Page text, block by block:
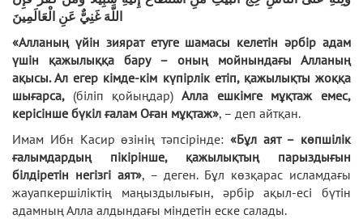
اللَّهَ غَنِيٌّ عَنِ الْعَالَمِينَ
«Алланың үйін зиярат етуге шамасы келетін әрбір адам
үшін қажылыққа бару – оның мойнындағы Алланың
ақысы. Ал егер кімде-кім күпірлік етіп, қажылықты жоққа
шығарса, (біліп қойыңдар) Алла ешкімге мұқтаж емес,
керісінше бүкіл ғалам Оған мұқтаж», – деп айтқан.
Имам Ибн Касир өзінің тәпсірінде: «Бұл аят – көпшілік
ғалымдардың пікірінше, қажылықтың парыздығын
білдіретін негізгі аят», – деген. Бұл көзқарас исламдағы
жауапкершіліктің маңыздылығын, әрбір ақыл-есі бүтін
адамның Алла алдындағы міндетін еске салады.